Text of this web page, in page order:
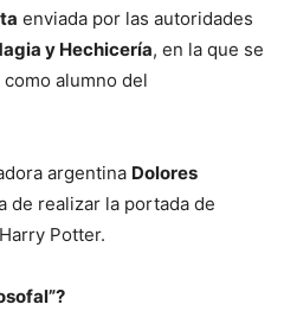
enviada por las autoridades
y Hechicería, en la que se
alumno del
argentina Dolores
de realizar la portada de
Potter.